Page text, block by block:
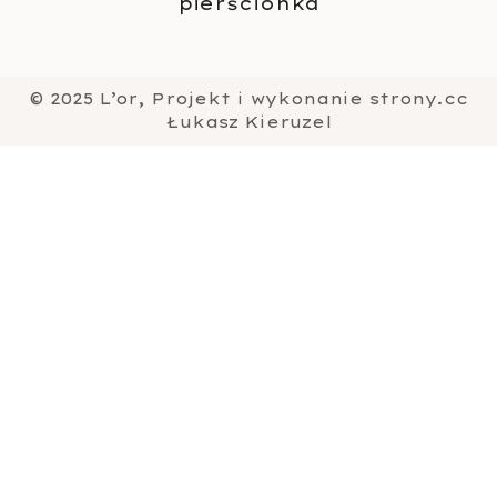
© 2025 L’or, Projekt i wykonanie strony.cc
Łukasz Kieruzel